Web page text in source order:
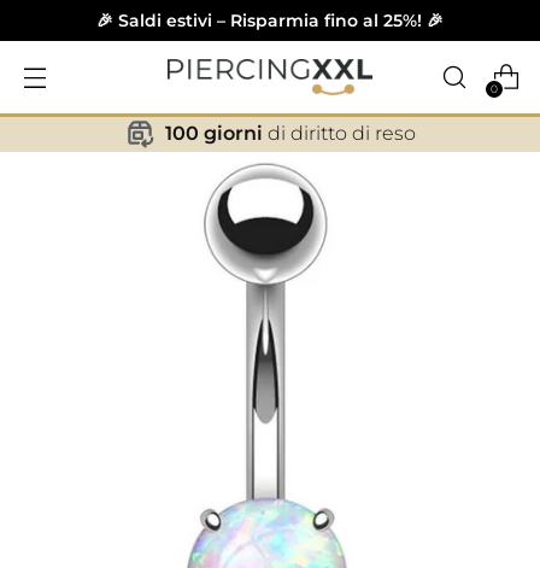
🎉 Saldi estivi – Risparmia fino al 25%! 🎉
0
✕
100 giorni di diritto di reso